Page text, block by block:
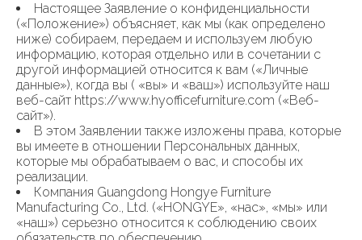
Настоящее Заявление о конфиденциальности
(«Положение») объясняет, как мы (как определено
ниже) собираем, передаем и используем любую
информацию, которая отдельно или в сочетании с
другой информацией относится к вам («Личные
данные»), когда вы ( «вы» и «ваш») используйте наш
веб-сайт https://www.hyofficefurniture.com («Веб-
сайт»).
В этом Заявлении также изложены права, которые
вы имеете в отношении Персональных данных,
которые мы обрабатываем о вас, и способы их
реализации.
Компания Guangdong Hongye Furniture
Manufacturing Co., Ltd. («HONGYE», «нас», «мы» или
«наш») серьезно относится к соблюдению своих